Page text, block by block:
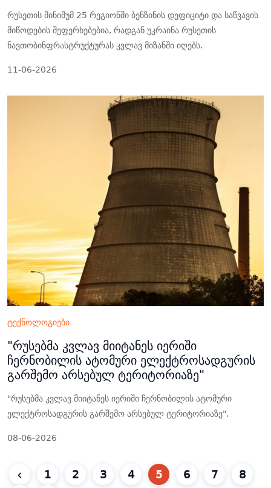
რუსეთის მინიმუმ 25 რეგიონში ბენზინის დეფიციტი და საწვავის
მიწოდების შეფერხებებია, რადგან უკრაინა რუსეთის
ნავთობინფრასტრუქტურას კვლავ მიზანში იღებს.
11-06-2026
ტექნოლოგიები
"რუსებმა კვლავ მიიტანეს იერიში
ჩერნობილის ატომური ელექტროსადგურის
გარშემო არსებულ ტერიტორიაზე"
"რუსებმა კვლავ მიიტანეს იერიში ჩერნობილის ატომური
ელექტროსადგურის გარშემო არსებულ ტერიტორიაზე".
08-06-2026
1 2 3 4 5 6 7 8